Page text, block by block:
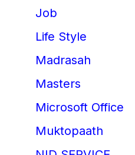
Job
Life Style
Madrasah
Masters
Microsoft Office
Muktopaath